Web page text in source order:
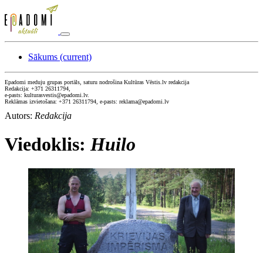
Sākums (current)
Epadomi meduju grupas portāls, saturu nodrošina Kultūras Vēstis.lv redakcija
Redakcija: +371 26311794,
e-pasts: kulturasvestis@epadomi.lv.
Reklāmas izvietošana: +371 26311794, e-pasts: reklama@epadomi.lv
Autors: Redakcija
Viedoklis:Huilo